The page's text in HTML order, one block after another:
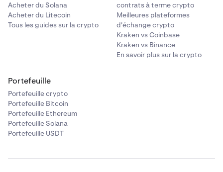
Acheter du Solana
Acheter du Litecoin
Tous les guides sur la crypto
contrats à terme crypto
Meilleures plateformes
d'échange crypto
Kraken vs Coinbase
Kraken vs Binance
En savoir plus sur la crypto
Portefeuille
Portefeuille crypto
Portefeuille Bitcoin
Portefeuille Ethereum
Portefeuille Solana
Portefeuille USDT